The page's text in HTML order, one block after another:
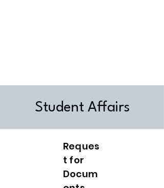
Student Affairs
Reques
t for
Docum